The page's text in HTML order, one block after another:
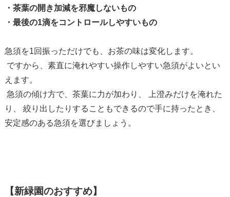
・茶葉の開き加減を邪魔しないもの
・最後の1滴をコントロールしやすいもの
急須を1回振っただけでも、お茶の味は変化します。
ですから、素直に淹れやすい操作しやすい急須がよいとい
えます。
急須の傾け方で、茶葉に力が加わり、 上澄みだけを淹れた
り、 絞り出したりすることもできるので手に持ったとき、
安定感のある急須を選びましょう。
【新緑園のおすすめ】